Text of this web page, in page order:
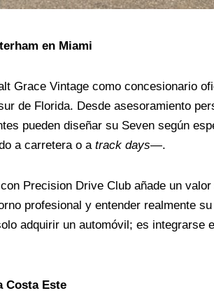
en Miami
Grace Vintage como concesionario
de Florida. Desde asesoramiento
pueden diseñar su Seven según
a carretera o a track days—.
Precision Drive Club añade un
profesional y entender realmente
adquirir un automóvil; es integrarse
Costa Este